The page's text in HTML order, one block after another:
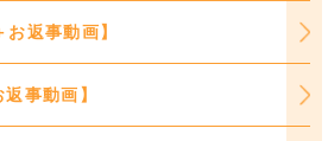
返事動画】
事動画】